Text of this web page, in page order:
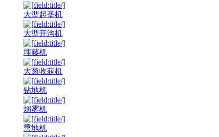
大型起垄机
大型开沟机
埋藤机
大葱收获机
钻地机
烟雾机
熏地机